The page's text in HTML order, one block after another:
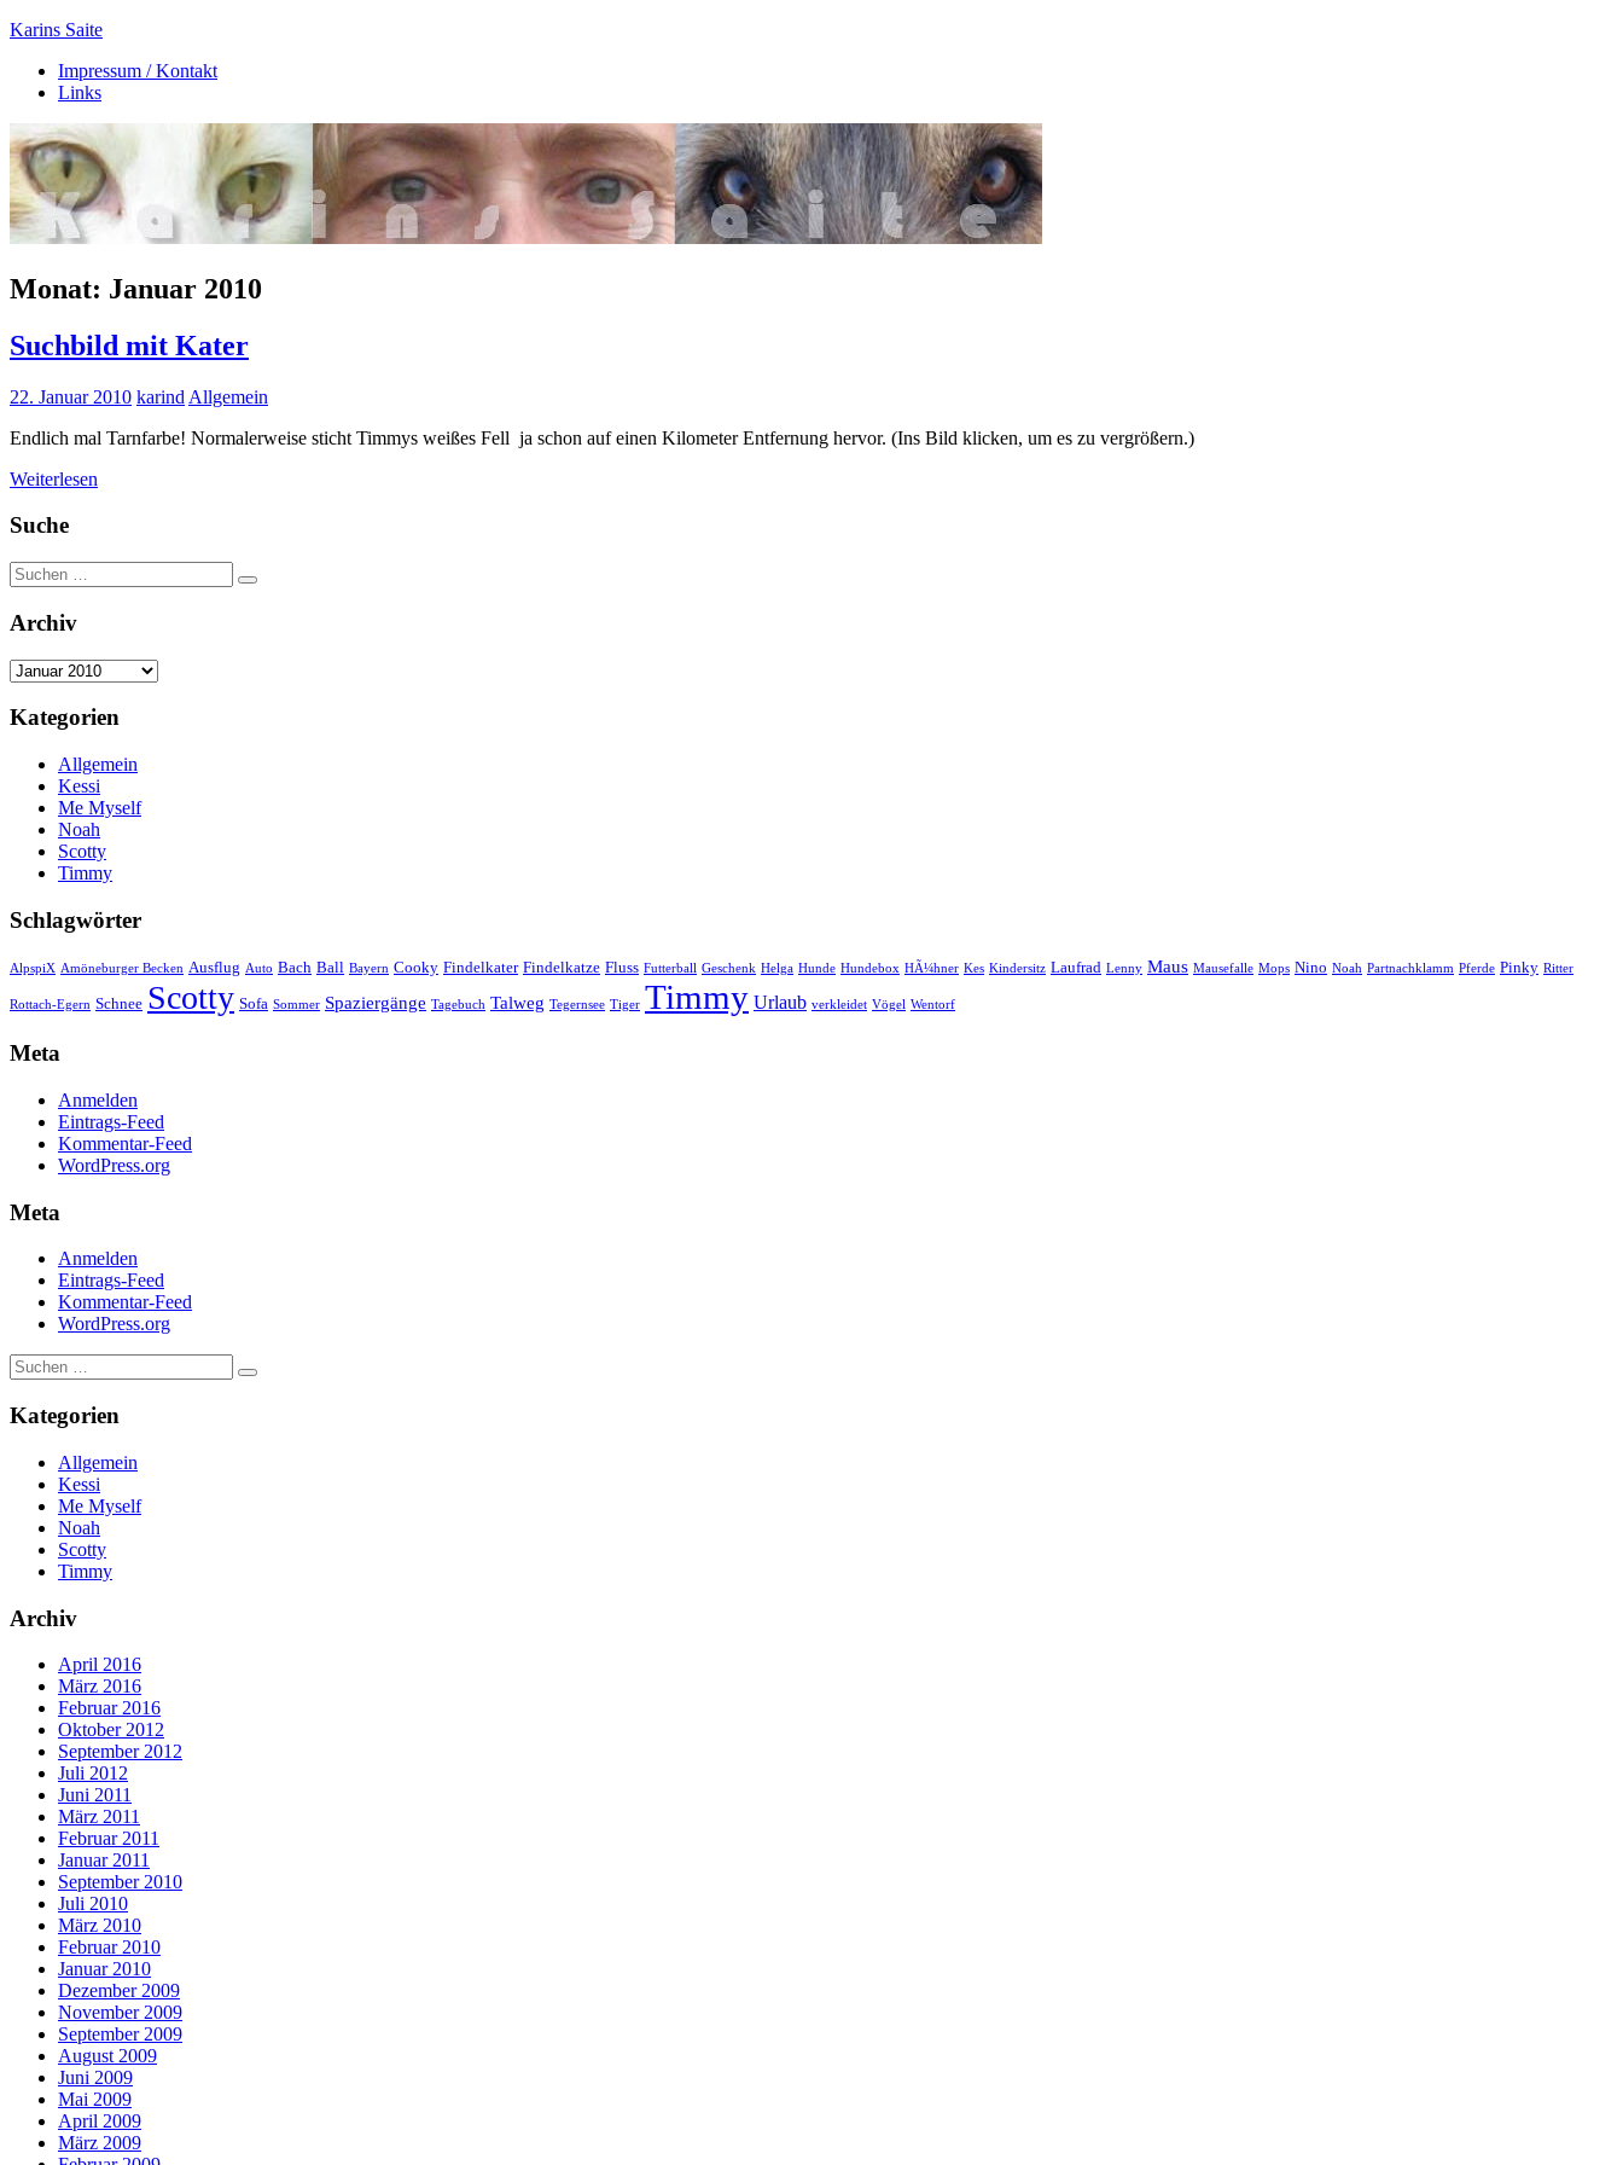
Zum
springen
Karins Saite
Tierisches
Ebsdorf
Impressum / Kontakt
Links
Monat: Januar 2010
Suchbild mit Kater
22. Januar 2010 karind Allgemein
Endlich mal Tarnfarbe! Normalerweise sticht Timmys weißes Fell ja schon auf einen Kilometer Entfernung hervor. (Ins Bild klicken, um es zu vergrößern.)
Weiterlesen
Suche
Suchen
nach:
Suchen
Archiv
Archiv
Kategorien
Allgemein
Kessi
Me Myself
Noah
Scotty
Timmy
Schlagwörter
AlpspiX Amöneburger Becken Ausflug Auto Bach Ball Bayern Cooky Findelkater Findelkatze Fluss Futterball Geschenk Helga Hunde Hundebox HÃ¼hner Kes Kindersitz Laufrad Lenny Maus Mausefalle Mops Nino Noah Partnachklamm Pferde Pinky Ritter
Rottach-Egern Schnee Scotty Sofa Sommer Spaziergänge Tagebuch Talweg Tegernsee Tiger Timmy Urlaub verkleidet Vögel Wentorf
Meta
Anmelden
Eintrags-Feed
Kommentar-Feed
WordPress.org
Meta
Anmelden
Eintrags-Feed
Kommentar-Feed
WordPress.org
Suchen
nach:
Suchen
Kategorien
Allgemein
Kessi
Me Myself
Noah
Scotty
Timmy
Archiv
April 2016
März 2016
Februar 2016
Oktober 2012
September 2012
Juli 2012
Juni 2011
März 2011
Februar 2011
Januar 2011
September 2010
Juli 2010
März 2010
Februar 2010
Januar 2010
Dezember 2009
November 2009
September 2009
August 2009
Juni 2009
Mai 2009
April 2009
März 2009